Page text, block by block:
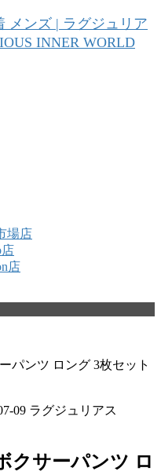
場店
店
パンツ ロング 3枚セット
09 ラグジュリアス
クサーパンツ ロ